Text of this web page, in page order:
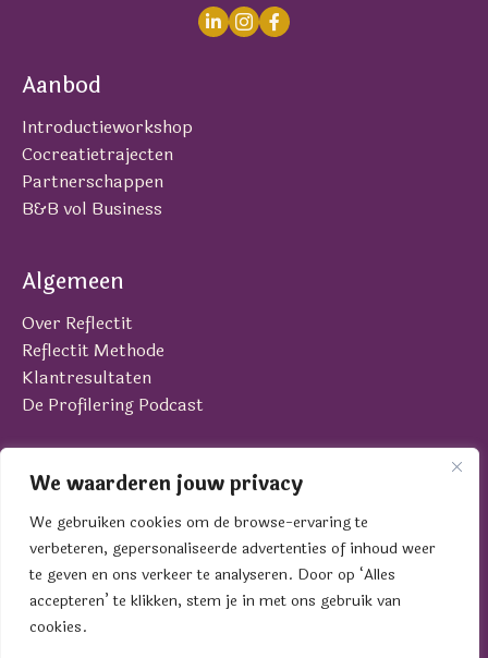
We waarderen jouw privacy
We gebruiken cookies om de browse-ervaring te
verbeteren, gepersonaliseerde advertenties of inhoud weer
te geven en ons verkeer te analyseren. Door op ‘Alles
accepteren’ te klikken, stem je in met ons gebruik van
cookies.
Aanbod
Introductieworkshop
Cocreatietrajecten
Partnerschappen
B&B vol Business
Algemeen
Over Reflectit
Reflectit Methode
Klantresultaten
De Profilering Podcast
Contact
Laan van Brabant 22
4701 BK Roosendaal
contact@reflectit.nl
0165 - 39 19 01